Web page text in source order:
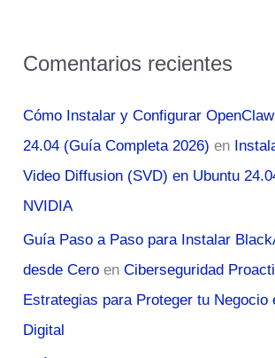
Comentarios recientes
Cómo Instalar y Configurar
24.04 (Guía Completa 2026) en
Video Diffusion (SVD) en Ubuntu
NVIDIA
Guía Paso a Paso para Instalar
desde Cero enCiberseguridad
Estrategias para Proteger tu Negocio
Digital